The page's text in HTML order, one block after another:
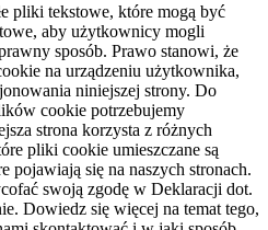
pliki tekstowe, które mogą być
aby użytkownicy mogli
sposób. Prawo stanowi, że
na urządzeniu użytkownika,
niniejszej strony. Do
cookie potrzebujemy
strona korzysta z różnych
pliki cookie umieszczane są
pojawiają się na naszych stronach.
swoją zgodę w Deklaracji dot.
Dowiedz się więcej na temat tego,